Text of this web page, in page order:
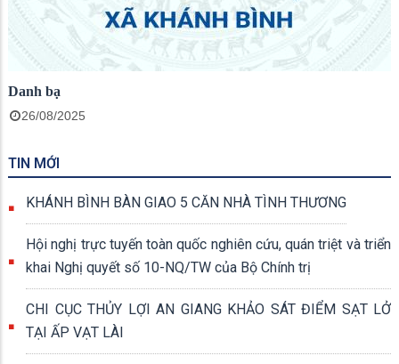
Danh bạ
26/08/2025
TIN MỚI
KHÁNH BÌNH BÀN GIAO 5 CĂN NHÀ TÌNH THƯƠNG
Hội nghị trực tuyến toàn quốc nghiên cứu, quán triệt và triển
khai Nghị quyết số 10-NQ/TW của Bộ Chính trị
CHI CỤC THỦY LỢI AN GIANG KHẢO SÁT ĐIỂM SẠT LỞ
TẠI ẤP VẠT LÀI